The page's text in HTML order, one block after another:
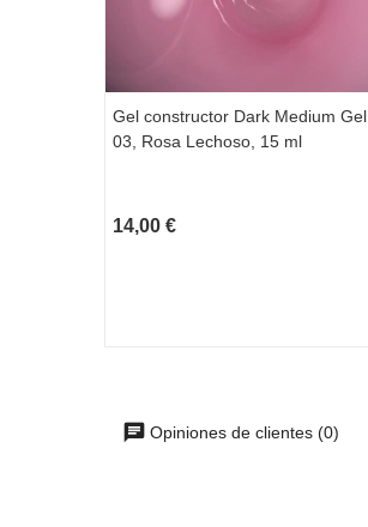
Gel constructor Dark Medium Gel
03, Rosa Lechoso, 15 ml
14,00 €
Opiniones de clientes (0)